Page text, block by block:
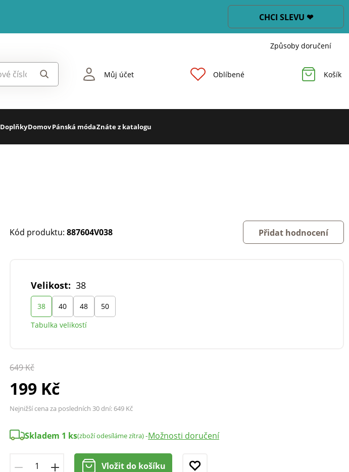
CHCI SLEVU ❤
Způsoby doručení
Můj účet Oblíbené Košík
DoplňkyDomovPánská módaZnáte z katalogu
Kód produktu: 887604V038 Přidat hodnocení
Velikost: 38
38 40 48
50
Tabulka velikostí
649 Kč
199 Kč
Nejnižší cena za posledních 30 dní: 649 Kč
Skladem 1 ks(zboží odesíláme zítra)-Možnosti doručení
Vložit do košíku